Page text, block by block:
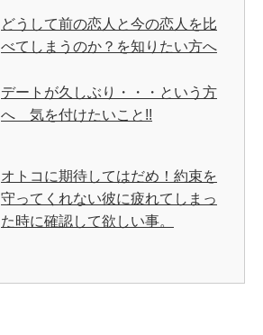
どうして前の恋人と今の恋人を比
べてしまうのか？を知りたい方へ
デートが久しぶり・・・という方
へ 気を付けたいこと!!
オトコに期待してはだめ！約束を
守ってくれない彼に疲れてしまっ
た時に確認して欲しい事。